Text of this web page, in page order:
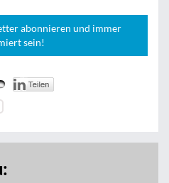
abonnieren und immer
sein!